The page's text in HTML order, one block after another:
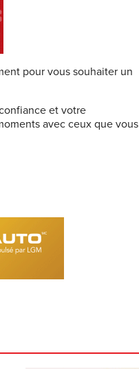
pour vous souhaiter un
et votre
avec ceux que vous